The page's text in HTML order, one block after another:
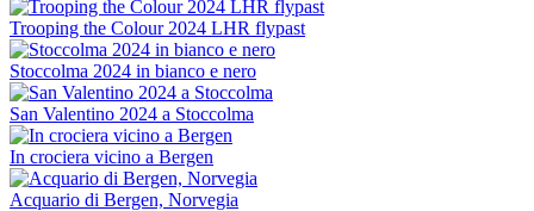
Trooping the Colour 2024 LHR flypast
Stoccolma 2024 in bianco e nero
San Valentino 2024 a Stoccolma
In crociera vicino a Bergen
Acquario di Bergen, Norvegia